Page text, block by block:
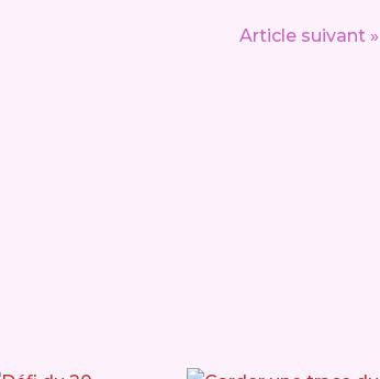
Article suivant »